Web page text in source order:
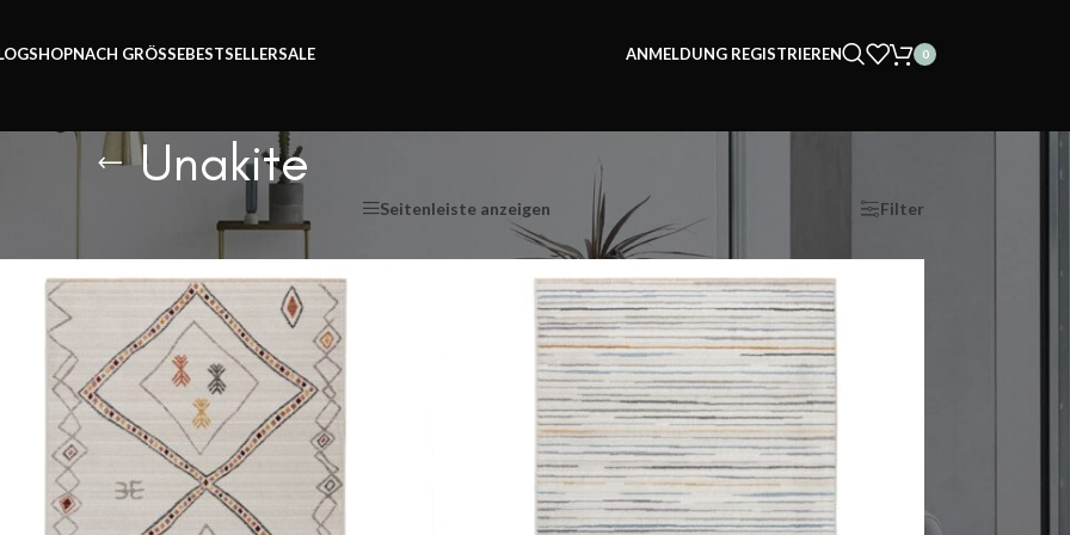
SHOPNACH GRÖSSE BESTSELLERSALE ANMELDUNG REGISTRIEREN 0
Unakite
Seitenleiste anzeigen Show 12 Filter